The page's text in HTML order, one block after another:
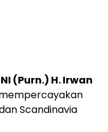
(Purn.) H. Irwan
Scandinavia